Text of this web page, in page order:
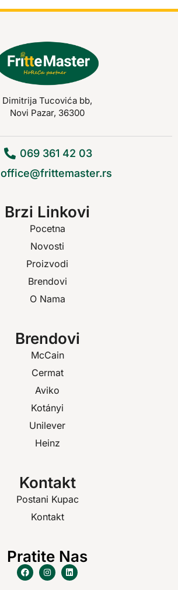
Dimitrija Tucovića bb,
Novi Pazar, 36300
069 361 42 03
office@frittemaster.rs
Brzi Linkovi
Pocetna
Novosti
Proizvodi
Brendovi
O Nama
Brendovi
McCain
Cermat
Aviko
Kotányi
Unilever
Heinz
Kontakt
Postani Kupac
Kontakt
Pratite Nas